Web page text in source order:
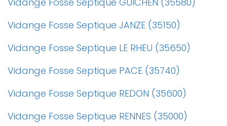
Vidange Fosse Septique JANZE (35150)
Vidange Fosse Septique LE RHEU (35650)
Vidange Fosse Septique PACE (35740)
Vidange Fosse Septique REDON (35600)
Vidange Fosse Septique RENNES (35000)